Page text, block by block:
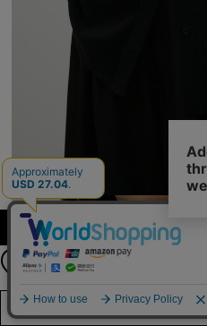
カラーを選択する（
店舗在
公式
お友達登
最新情報
詳しく